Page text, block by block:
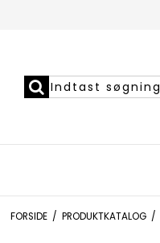
FORSIDE / PRODUKTKATALOG /